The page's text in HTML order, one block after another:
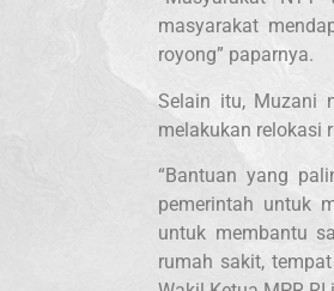
masyarakat
royong” paparnya.
Selain itu, Muzani
melakukan relokasi
“Bantuan yang
pemerintah untuk
untuk membantu
rumah sakit,